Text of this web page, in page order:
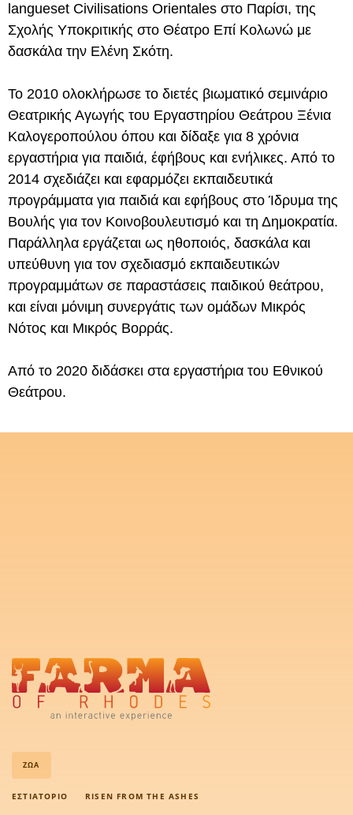
langueset Civilisations Orientales στο Παρίσι, της
Σχολής Υποκριτικής στο Θέατρο Επί Κολωνώ με
δασκάλα την Ελένη Σκότη.
Το 2010 ολοκλήρωσε το διετές βιωματικό σεμινάριο
Θεατρικής Αγωγής του Εργαστηρίου Θεάτρου Ξένια
Καλογεροπούλου όπου και δίδαξε για 8 χρόνια
εργαστήρια για παιδιά, έφήβους και ενήλικες. Από το
2014 σχεδιάζει και εφαρμόζει εκπαιδευτικά
προγράμματα για παιδιά και εφήβους στο Ίδρυμα της
Βουλής για τον Κοινοβουλευτισμό και τη Δημοκρατία.
Παράλληλα εργάζεται ως ηθοποιός, δασκάλα και
υπεύθυνη για τον σχεδιασμό εκπαιδευτικών
προγραμμάτων σε παραστάσεις παιδικού θεάτρου,
και είναι μόνιμη συνεργάτις των ομάδων Μικρός
Νότος και Μικρός Βορράς.
Από το 2020 διδάσκει στα εργαστήρια του Εθνικού
Θεάτρου.
ΖΏΑ
ΕΣΤΙΑΤΌΡΙΟ RISEN FROM THE ASHES